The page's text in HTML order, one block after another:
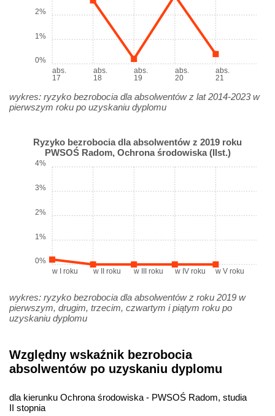
abs.
17
abs.
18
abs.
19
abs.
20
abs.
21
0%
1%
2%
wykres: ryzyko bezrobocia dla absolwentów z lat 2014-2023 w
pierwszym roku po uzyskaniu dyplomu
Ryzyko bezrobocia dla absolwentów z 2019 roku
PWSOŚ Radom, Ochrona środowiska (IIst.)
w I roku w II roku w III roku w IV roku w V roku
0%
1%
2%
3%
4%
wykres: ryzyko bezrobocia dla absolwentów z roku 2019 w
pierwszym, drugim, trzecim, czwartym i piątym roku po
uzyskaniu dyplomu
Względny wskaźnik bezrobocia
absolwentów po uzyskaniu dyplomu
dla kierunku Ochrona środowiska - PWSOŚ Radom, studia
II stopnia